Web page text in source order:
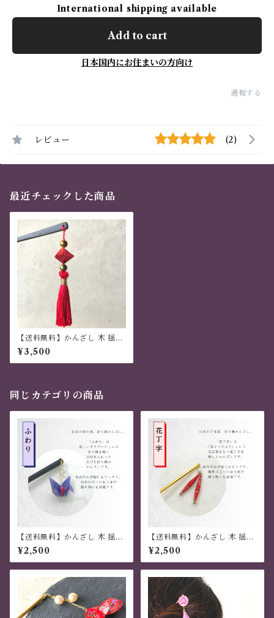
International shipping available
Add to cart
日本国内にお住まいの方向け
通報する
レビュー (2)
最近チェックした商品
【送料無料】かんざし 木 揺れ
る 普段使い ハンドメイド 日本
伝統 折り紙 撥水仕上 職人技
赤 夏祭り 花火大会 プレゼント
¥3,500
同じカテゴリの商品
【送料無料】かんざし 木 揺れ
る 普段使い ハンドメイド 日本
伝統 折り紙 撥水仕上 職人技
青 夏祭り 花火大会 プレゼント
¥2,500
【送料無料】かんざし 木 揺れ
る 普段使い ハンドメイド 日本
伝統 折り紙 撥水仕上 職人技
赤 夏祭り 花火大会 プレゼント
¥2,500